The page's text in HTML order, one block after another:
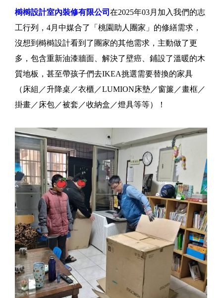
榯榯設計室內裝修有限公司 在2025年03月加入我們的志
工行列，4月中媒合了「桃園助人團家」的修繕需求，
沒想到榯榯設計看到了團家的其他需求，主動做了更
多，包含重新油漆牆面、解決了壁癌、鋪設了溫暖的木
質地板，甚至帶孩子們去IKEA挑選需要替換的家具
（床組／升降桌／衣櫃／LUMION床墊／窗簾／畫框／
掛畫／床包／被套／收納盒／燈具等等）！